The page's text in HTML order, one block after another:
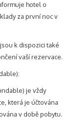
hotel o
za první noc v
k dispozici také
vaší rezervace.
je vždy
která je účtována
v době pobytu.